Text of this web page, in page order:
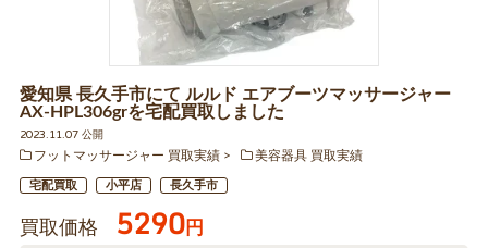
愛知県 長久手市にて ルルド エアブーツマッサージャー
AX-HPL306grを宅配買取しました
2023.11.07 公開
フットマッサージャー 買取実績
美容器具 買取実績
宅配買取 小平店 長久手市
買取価格 5290円